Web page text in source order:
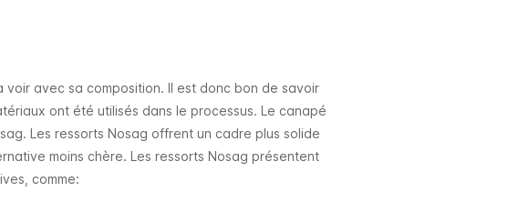
avec sa composition. Il est donc bon de savoir
ont été utilisés dans le processus. Le canapé
Les ressorts Nosag offrent un cadre plus solide
moins chère. Les ressorts Nosag présentent
comme: